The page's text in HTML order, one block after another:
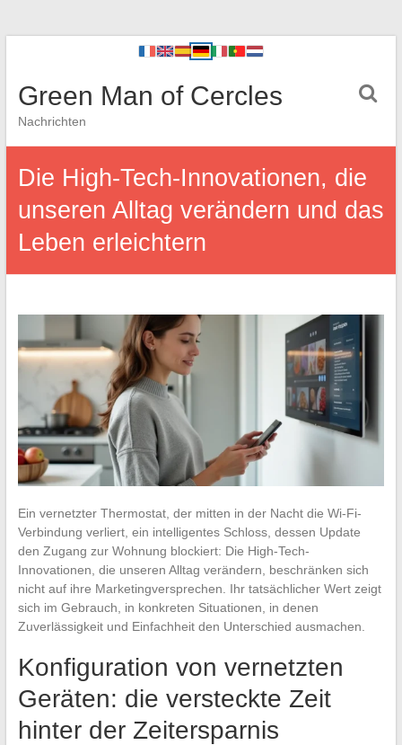
Green Man of Cercles
Nachrichten
Die High-Tech-Innovationen, die
unseren Alltag verändern und das
Leben erleichtern
Ein vernetzter Thermostat, der mitten in der Nacht die Wi-Fi-
Verbindung verliert, ein intelligentes Schloss, dessen Update
den Zugang zur Wohnung blockiert: Die High-Tech-
Innovationen, die unseren Alltag verändern, beschränken sich
nicht auf ihre Marketingversprechen. Ihr tatsächlicher Wert zeigt
sich im Gebrauch, in konkreten Situationen, in denen
Zuverlässigkeit und Einfachheit den Unterschied ausmachen.
Konfiguration von vernetzten
Geräten: die versteckte Zeit
hinter der Zeitersparnis